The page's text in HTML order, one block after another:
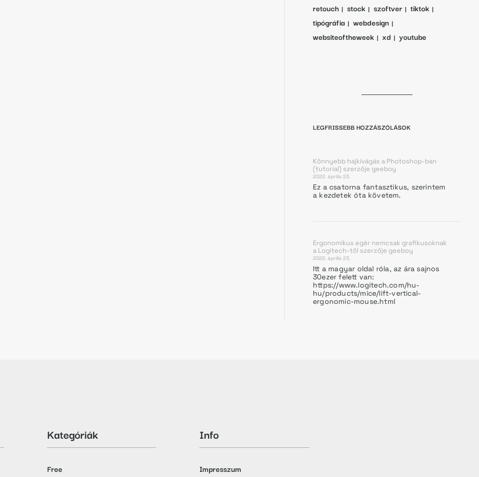
retouch
stock szoftver
tiktok
tipógráfia
webdesign
websiteoftheweek
xd youtube
LEGFRISSEBB HOZZÁSZÓLÁSOK
Könnyebb hajkivágás a Photoshop-ban
(tutorial) szerzője geeboy
2022. április 23.
Ez a csatorna fantasztikus, szerintem
a kezdetek óta követem.
Ergonomikus egér nemcsak grafikusoknak
a Logitech-től szerzője geeboy
2022. április 23.
Itt a magyar oldal róla, az ára sajnos
30ezer felett van:
https://www.logitech.com/hu-
hu/products/mice/lift-vertical-
ergonomic-mouse.html
Kategóriák
Free
Info
Impresszum